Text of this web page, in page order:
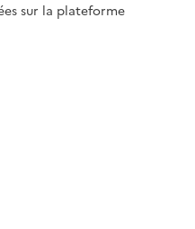
sur la plateforme